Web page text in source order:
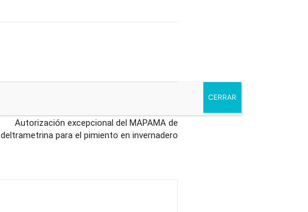
Autorización excepcional del MAPAMA de
deltrametrina para el pimiento en invernadero